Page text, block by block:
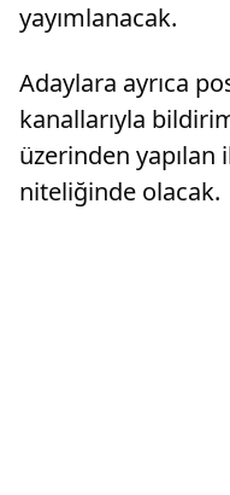
yayımlanacak.
Adaylara ayrıca
kanallarıyla
üzerinden
niteliğinde olacak.